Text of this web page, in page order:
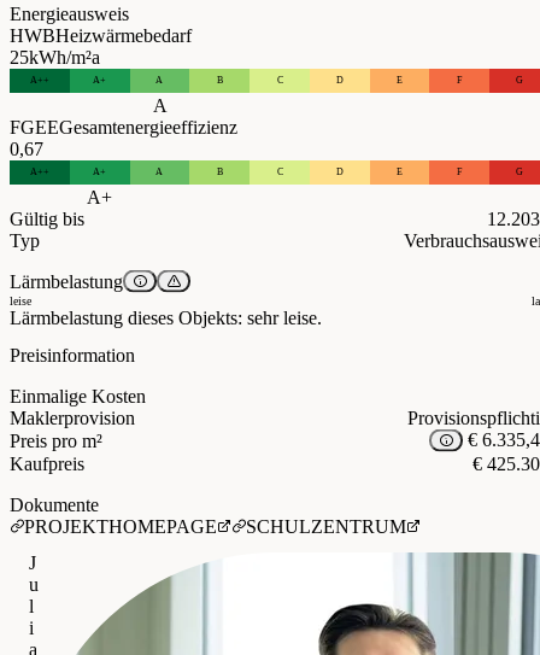
Energieausweis
HWBHeizwärmebedarf
25kWh/m²a
A++ A+ A B C D E F G
A
FGEEGesamtenergieeffizienz
0,67
A++ A+ A B C D E F G
A+
Gültig bis
Typ
Lärmbelastung
leise
Lärmbelastung dieses Objekts: sehr leise.
Preisinformation
Einmalige Kosten
Maklerprovision
Preis pro m²
€
Kaufpreis
€
Dokumente
PROJEKTHOMEPAGE
SCHULZENTRUM
J
u
l
i
a